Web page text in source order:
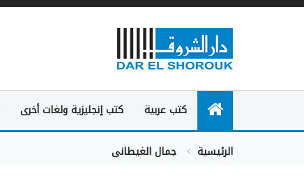
كتب عربية كتب إنجليزية ولغات أخرى
الرئيسية
جمال الغيطانى